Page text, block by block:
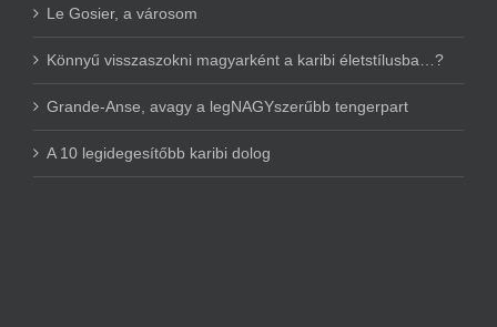
Le Gosier, a városom
Könnyű visszaszokni magyarként a karibi életstílusba…?
Grande-Anse, avagy a legNAGYszerűbb tengerpart
A 10 legidegesítőbb karibi dolog